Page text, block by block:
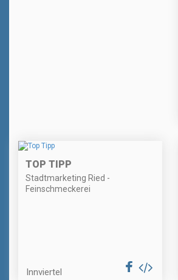
TOP TIPP
Stadtmarketing Ried -
Feinschmeckerei
Innviertel